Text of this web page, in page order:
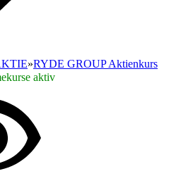
»RYDE GROUP Aktienkurs
aktiv